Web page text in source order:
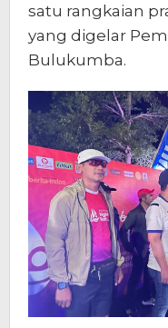
satu rangkaian
yang digelar
Bulukumba.